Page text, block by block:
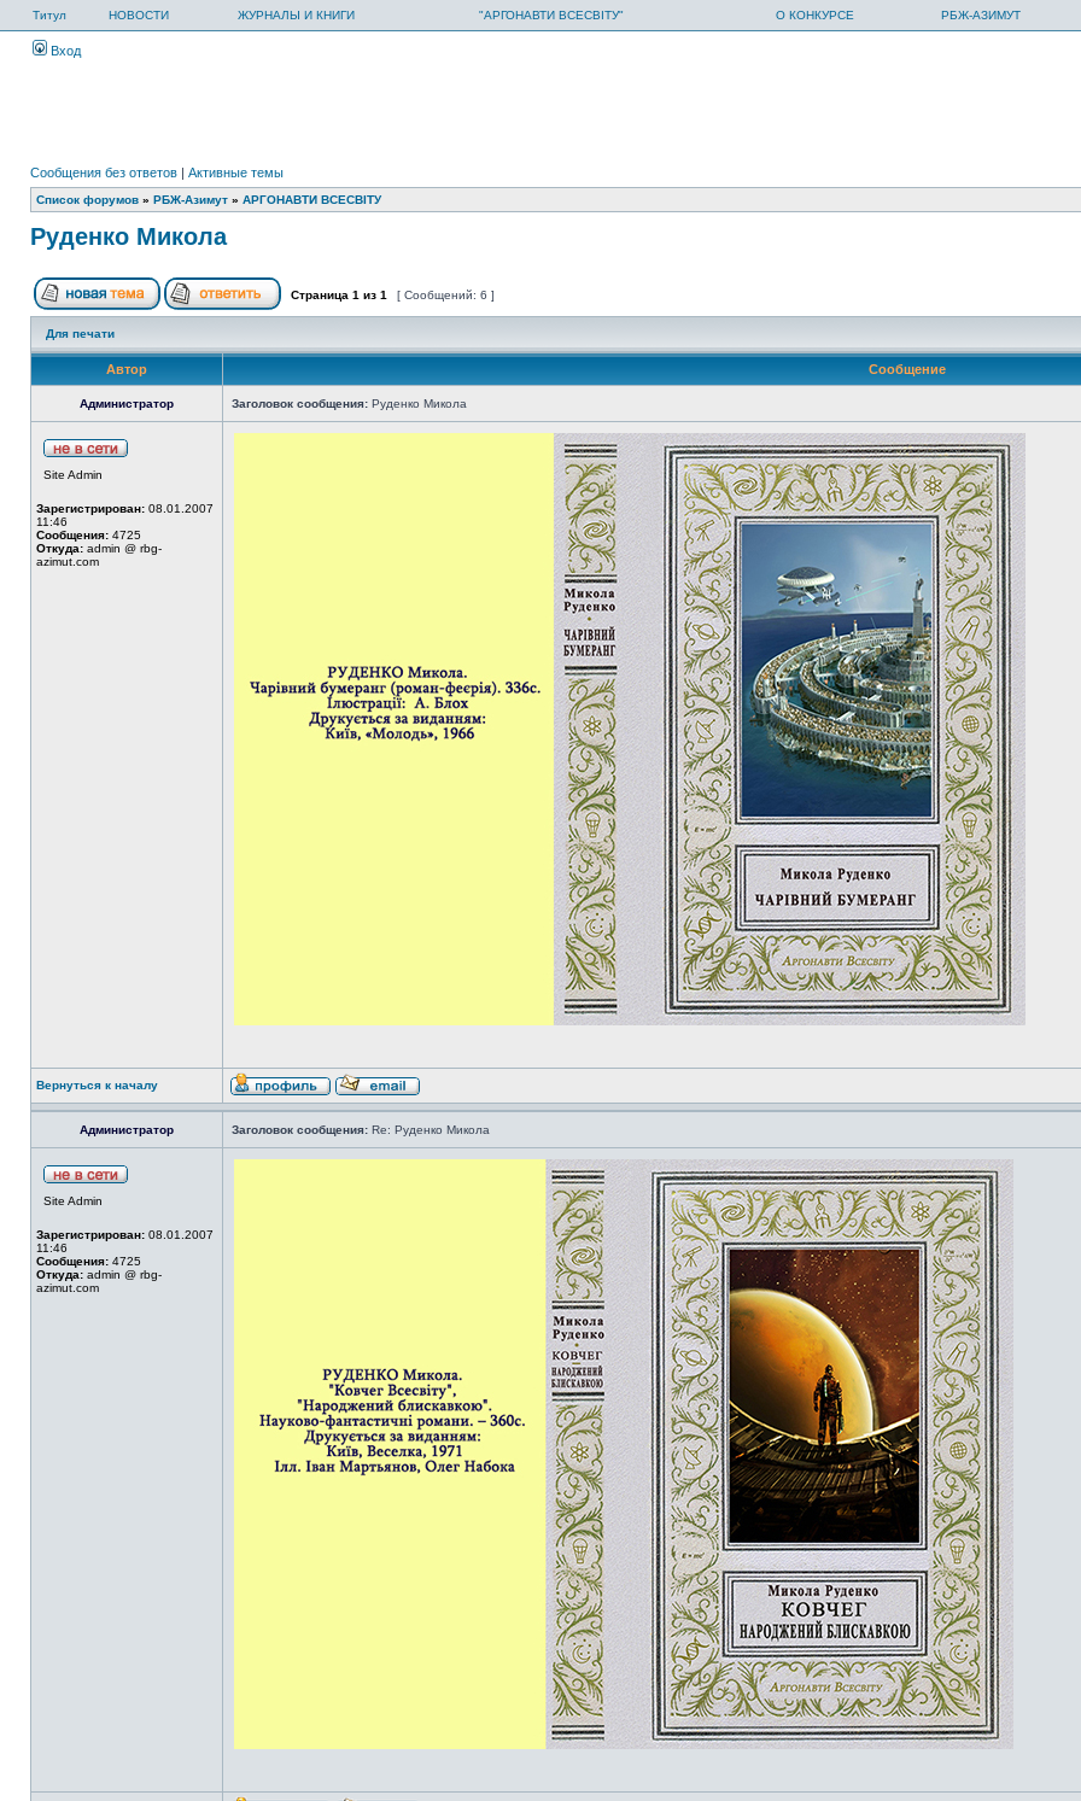
Титул НОВОСТИ ЖУРНАЛЫ И КНИГИ "АРГОНАВТИ ВСЕСВІТУ" О КОНКУРСЕ РБЖ-АЗИМУТ
Вход
Сообщения без ответов | Активные темы
Список форумов » РБЖ-Азимут » АРГОНАВТИ ВСЕСВIТУ
Руденко Микола
Страница 1 из 1 [ Сообщений: 6 ]
Для печати
Автор Сообщение
Администратор Заголовок сообщения: Руденко Микола
Site Admin
Зарегистрирован: 08.01.2007
11:46
Сообщения: 4725
Откуда: admin @ rbg-
azimut.com
Вернуться к началу
Администратор Заголовок сообщения: Re: Руденко Микола
Site Admin
Зарегистрирован: 08.01.2007
11:46
Сообщения: 4725
Откуда: admin @ rbg-
azimut.com